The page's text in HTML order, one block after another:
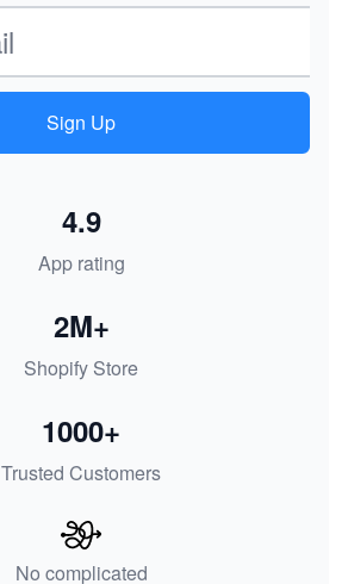
Sign Up
App rating
4.9
Shopify Store
2M+
Trusted Customers
1000+
No complicated